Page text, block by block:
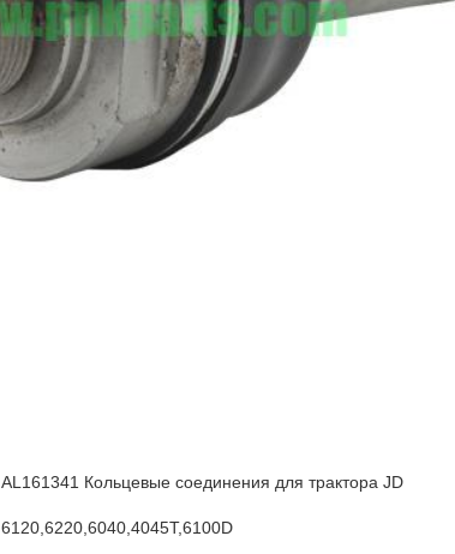
AL161341 Кольцевые соединения для трактора JD
6120,6220,6040,4045T,6100D